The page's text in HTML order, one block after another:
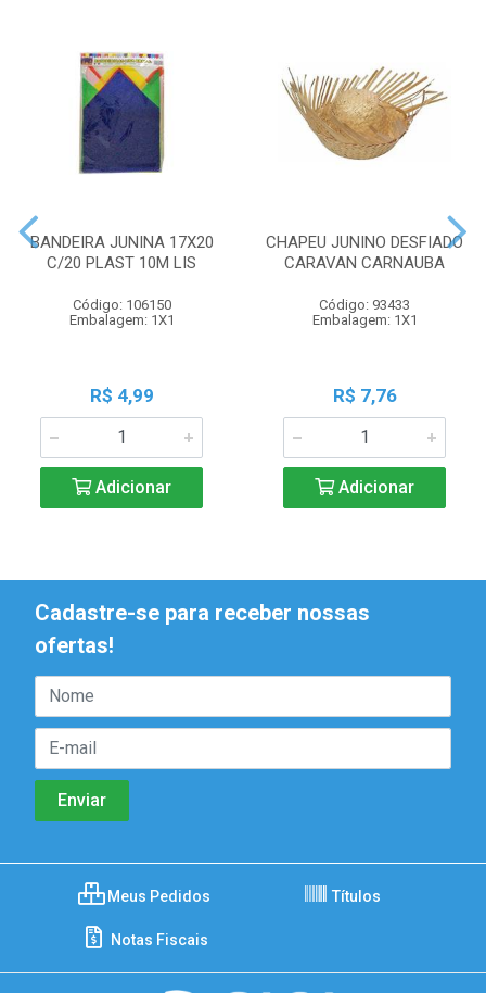
BANDEIRA JUNINA 17X20
C/20 PLAST 10M LIS
Código: 106150
Embalagem: 1X1
R$ 4,99
Adicionar
CHAPEU JUNINO DESFIADO
CARAVAN CARNAUBA
Código: 93433
Embalagem: 1X1
R$ 7,76
Adicionar
Cadastre-se para receber nossas
ofertas!
Meus Pedidos Títulos
Notas Fiscais